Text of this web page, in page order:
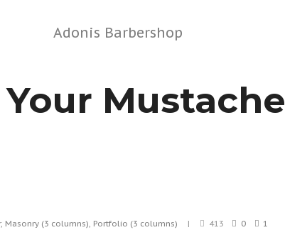
Adonis Barbershop
Mustache
, Masonry (3 columns), Portfolio (3 columns) 413 0 1